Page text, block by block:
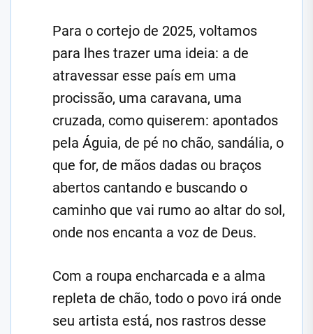
Para o cortejo de 2025, voltamos
para lhes trazer uma ideia: a de
atravessar esse país em uma
procissão, uma caravana, uma
cruzada, como quiserem: apontados
pela Águia, de pé no chão, sandália, o
que for, de mãos dadas ou braços
abertos cantando e buscando o
caminho que vai rumo ao altar do sol,
onde nos encanta a voz de Deus.
Com a roupa encharcada e a alma
repleta de chão, todo o povo irá onde
seu artista está, nos rastros desse